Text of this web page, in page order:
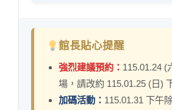
館長貼心提醒
強烈建議預約： 115.01.24 (
場，請改約 115.01.25 (日)
加碼活動： 115.01.31 下午